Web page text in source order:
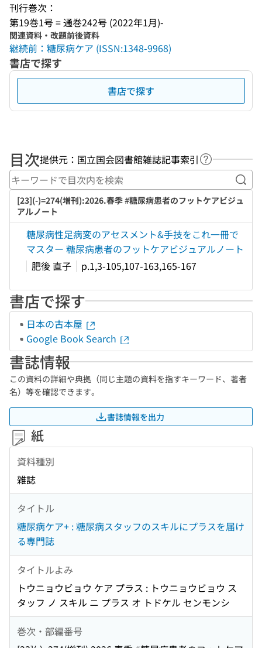
刊行巻次：
第19巻1号 = 通巻242号 (2022年1月)-
関連資料・改題前後資料
継続前：糖尿病ケア (ISSN:1348-9968)
書店で探す
書店で探す
目次提供元：国立国会図書館雑誌記事索引 ヘルプペー
キ
[23](-)=274(増刊):2026.春季 #糖尿病患者のフットケアビジュ
アルノート
糖尿病性足病変のアセスメント&手技をこれ一冊で
マスター 糖尿病患者のフットケアビジュアルノート
肥後 直子
p.1,3-105,107-163,165-167
書店で探す
日本の古本屋
Google Book Search
書誌情報
この資料の詳細や典拠（同じ主題の資料を指すキーワード、著者
名）等を確認できます。
書誌情報を出力
紙
資料種別
雑誌
タイトル
糖尿病ケア+ : 糖尿病スタッフのスキルにプラスを届け
る専門誌
タイトルよみ
トウニョウビョウ ケア プラス : トウニョウビョウ ス
タッフ ノ スキル ニ プラス オ トドケル センモンシ
巻次・部編番号